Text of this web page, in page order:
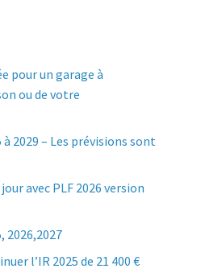
pour un garage à
ou de votre
à 2029 – Les prévisions sont
avec PLF 2026 version
2026,2027
l’IR 2025 de 21 400 €